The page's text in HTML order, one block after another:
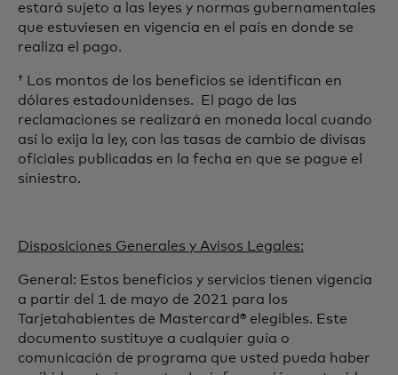
estará sujeto a las leyes y normas gubernamentales
que estuviesen en vigencia en el país en donde se
realiza el pago.
†
Los montos de los beneficios se identifican en
dólares estadounidenses. El pago de las
reclamaciones se realizará en moneda local cuando
así lo exija la ley, con las tasas de cambio de divisas
oficiales publicadas en la fecha en que se pague el
siniestro.
Disposiciones Generales y Avisos Legales:
General: Estos beneficios y servicios tienen vigencia
a partir del 1 de mayo de 2021 para los
Tarjetahabientes de Mastercard® elegibles. Este
documento sustituye a cualquier guía o
comunicación de programa que usted pueda haber